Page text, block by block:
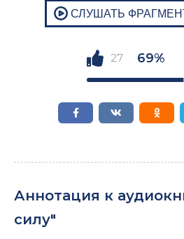
27 69%
Аннотация к
силу"